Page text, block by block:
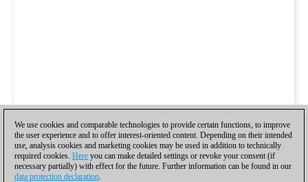
We use cookies and comparable technologies to provide certain functions, to improve
the user experience and to offer interest-oriented content. Depending on their intended
use, analysis cookies and marketing cookies may be used in addition to technically
required cookies. Here you can make detailed settings or revoke your consent (if
necessary partially) with effect for the future. Further information can be found in our
data protection declaration.